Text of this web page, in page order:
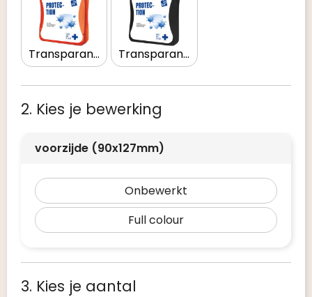
Transparant rood Transparant zwart
2. Kies je bewerking
voorzijde (90x127mm)
Onbewerkt
Full colour
3. Kies je aantal